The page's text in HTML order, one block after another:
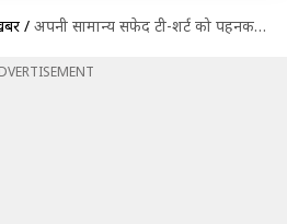
/ अपनी सामान्य सफेद टी-शर्ट को पहनकर बनें स्टाइलिश, ये पांच तरीके करें ट्राई